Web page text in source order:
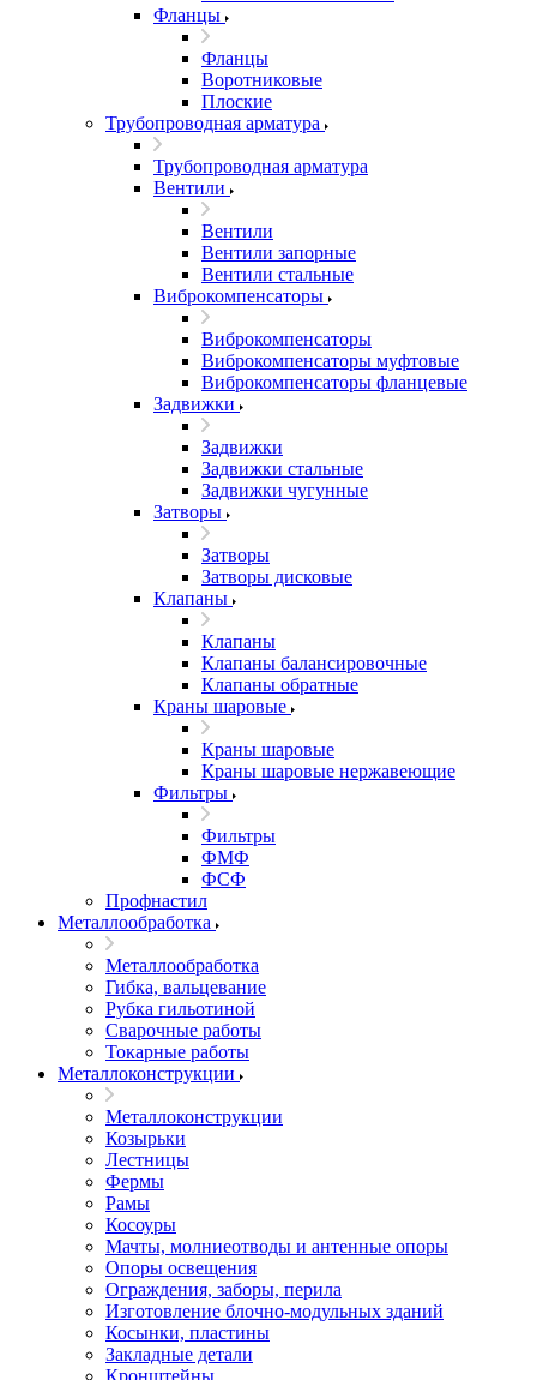
Фланцы
Фланцы
Воротниковые
Плоские
Трубопроводная арматура
Трубопроводная арматура
Вентили
Вентили
Вентили запорные
Вентили стальные
Виброкомпенсаторы
Виброкомпенсаторы
Виброкомпенсаторы муфтовые
Виброкомпенсаторы фланцевые
Задвижки
Задвижки
Задвижки стальные
Задвижки чугунные
Затворы
Затворы
Затворы дисковые
Клапаны
Клапаны
Клапаны балансировочные
Клапаны обратные
Краны шаровые
Краны шаровые
Краны шаровые нержавеющие
Фильтры
Фильтры
ФМФ
ФСФ
Профнастил
Металлообработка
Металлообработка
Гибка, вальцевание
Рубка гильотиной
Сварочные работы
Токарные работы
Металлоконструкции
Металлоконструкции
Козырьки
Лестницы
Фермы
Рамы
Косоуры
Мачты, молниеотводы и антенные опоры
Опоры освещения
Ограждения, заборы, перила
Изготовление блочно-модульных зданий
Косынки, пластины
Закладные детали
Кронштейны